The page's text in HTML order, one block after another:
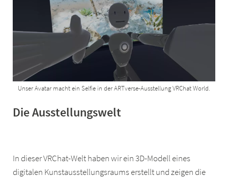
Unser Avatar macht ein Selfie in der ARTverse-Ausstellung VRChat World.
Die Ausstellungswelt
In dieser VRChat-Welt haben wir ein 3D-Modell eines
digitalen Kunstausstellungsraums erstellt und zeigen die